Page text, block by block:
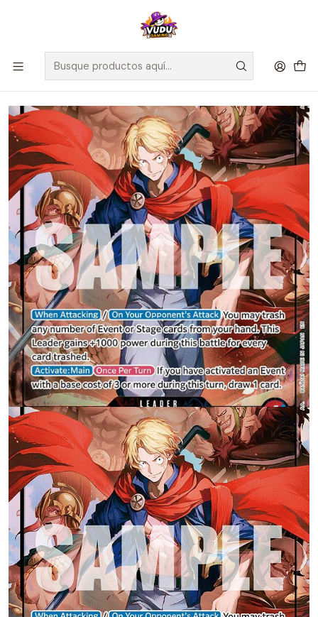
🚀 ¡Despachamos a todo Chile! Envío GRATIS a Regiones sobre
$100.000 y a RM sobre $35.000
Juegos de Cartas TCG One Piece Cartas One Piece
Lucy (Alternate Art) - Adventure on Kami's Island (OP15-EB04)